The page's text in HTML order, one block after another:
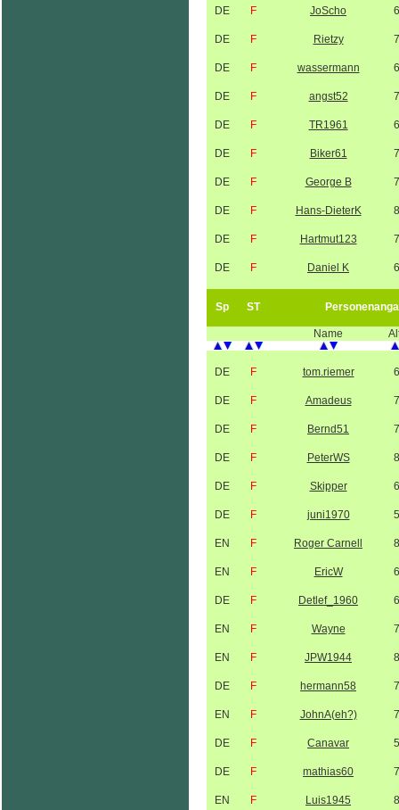
DE F JoScho
DE F Rietzy
DE F wassermann
DE F angst52
DE F TR1961
DE F Biker61
DE F George B
DE F Hans-DieterK
DE F Hartmut123
DE F Daniel K
Sp ST
Name
DE F tom.riemer
DE F Amadeus
DE F Bernd51
DE F PeterWS
DE F Skipper
DE F juni1970
EN F Roger Carnell
EN F EricW
DE F Detlef_1960
EN F Wayne
EN F JPW1944
DE F hermann58
EN F JohnA(eh?)
DE F Canavar
DE F mathias60
EN F Luis1945